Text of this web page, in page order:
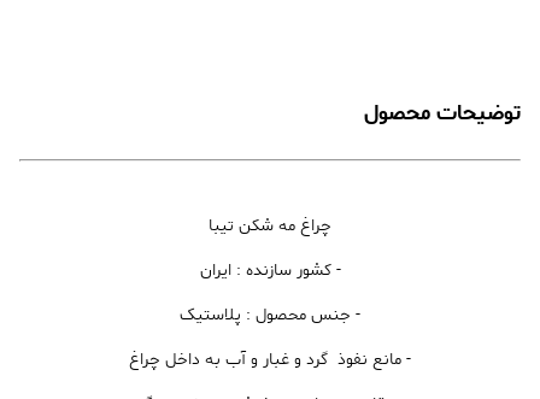
توضیحات محصول
چراغ مه شکن تیبا
- کشور سازنده : ایران
- جنس محصول : پلاستیک
- مانع نفوذ گرد و غبار و آب به داخل چراغ